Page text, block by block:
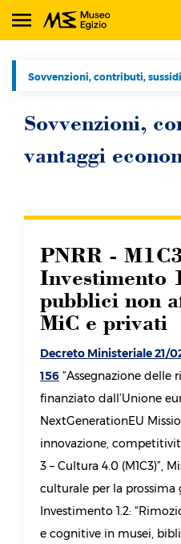
Cerca nel sito del Museo Egizio
Sovvenzioni, contributi,
Bandi di gara e contratti
Bilanci
Sovvenzioni, contributi,
Beni immobili e gestione
Controlli e rilievi
Pagamenti
Prevenzione della corruzione
Accesso civico
Sovvenzioni,
vantaggi
PNRR -
Investimento
pubblici non
MiC e privati
Decreto Ministeriale 21/
156 “Assegnazione delle
finanziato dall’Unione
NextGenerationEU
innovazione,
3 – Cultura 4.0 (M1C3)”,
culturale per la prossima
Investimento 1.2:
e cognitive in musei,